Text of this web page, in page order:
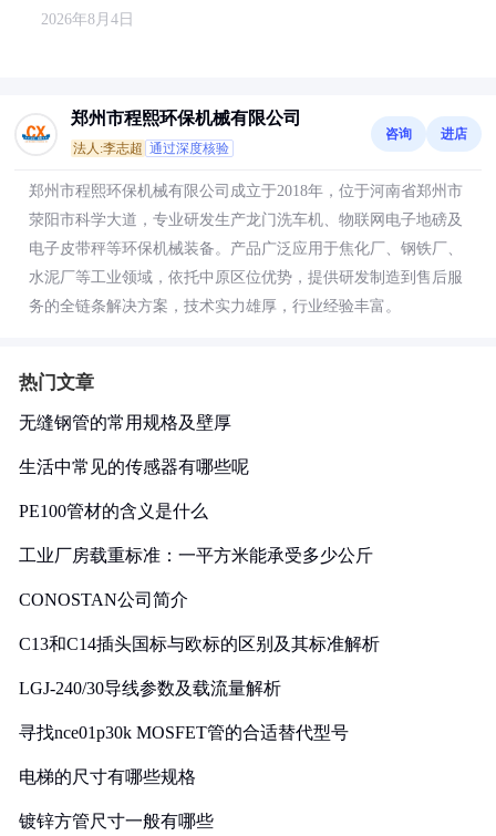
2026年8月4日
郑州市程熙环保机械有限公司
法人:李志超 通过深度核验
咨询 进店
郑州市程熙环保机械有限公司成立于2018年，位于河南省郑州市
荥阳市科学大道，专业研发生产龙门洗车机、物联网电子地磅及
电子皮带秤等环保机械装备。产品广泛应用于焦化厂、钢铁厂、
水泥厂等工业领域，依托中原区位优势，提供研发制造到售后服
务的全链条解决方案，技术实力雄厚，行业经验丰富。
热门文章
无缝钢管的常用规格及壁厚
生活中常见的传感器有哪些呢
PE100管材的含义是什么
工业厂房载重标准：一平方米能承受多少公斤
CONOSTAN公司简介
C13和C14插头国标与欧标的区别及其标准解析
LGJ-240/30导线参数及载流量解析
寻找nce01p30k MOSFET管的合适替代型号
电梯的尺寸有哪些规格
镀锌方管尺寸一般有哪些